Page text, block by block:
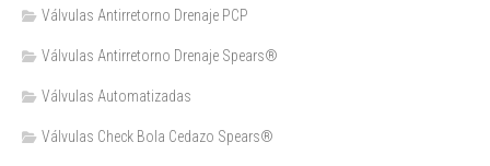
Válvulas Antirretorno Drenaje PCP
Válvulas Antirretorno Drenaje Spears®
Válvulas Automatizadas
Válvulas Check Bola Cedazo Spears®